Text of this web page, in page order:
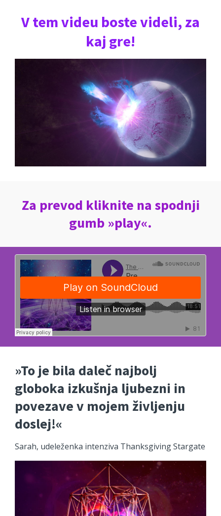
V tem videu boste videli, za
kaj gre!
Za prevod kliknite na spodnji
gumb »play«.
»To je bila daleč najbolj
globoka izkušnja ljubezni in
povezave v mojem življenju
doslej!«
Sarah, udeleženka intenziva Thanksgiving Stargate